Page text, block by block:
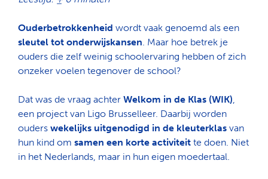
Ouderbetrokkenheid wordt vaak genoemd als een
sleutel tot onderwijskansen. Maar hoe betrek je
ouders die zelf weinig schoolervaring hebben of zich
onzeker voelen tegenover de school?
Dat was de vraag achterWelkom in de Klas (WIK),
een project van Ligo Brusselleer. Daarbij worden
ouderswekelijks uitgenodigd in de kleuterklas van
hun kind omsamen een korte activiteit te doen. Niet
in het Nederlands, maar in hun eigen moedertaal.